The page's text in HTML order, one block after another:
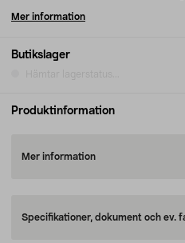
Butikslager
Mer information
Produktinformation
Mer information
Specifikationer, dokument och ev.